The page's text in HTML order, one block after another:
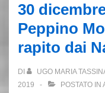
30
Peppino
rapito dai
DI UGO MARIA
2019
POSTATO IN